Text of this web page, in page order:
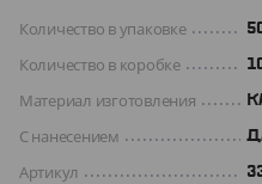
Количество в упаковке
Количество в коробке
Материал изготовления
С нанесением
Артикул